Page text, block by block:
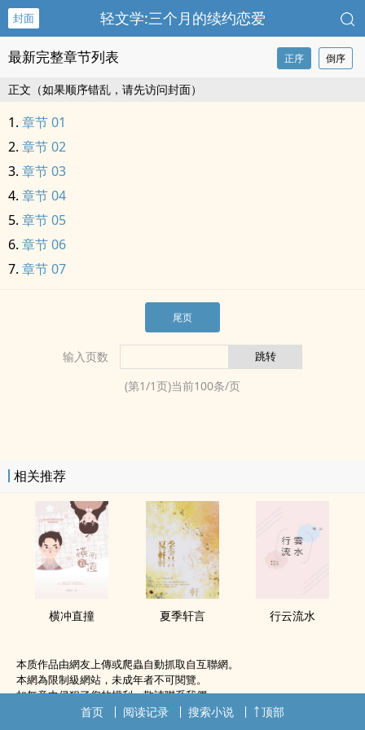
封面 轻文学:三个月的续约恋爱
最新完整章节列表 正序 倒序
正文（如果顺序错乱，请先访问封面）
章节 01
章节 02
章节 03
章节 04
章节 05
章节 06
章节 07
尾页
输入页数
(第1/1页)当前100条/页
相关推荐
横冲直撞 夏季轩言 行云流水
本质作品由網友上傳或爬蟲自動抓取自互聯網。
本網為限制級網站，未成年者不可閱覽。
如無意中侵犯了您的權利，敬請聯系我們。
首页 阅读记录 搜索小说 顶部